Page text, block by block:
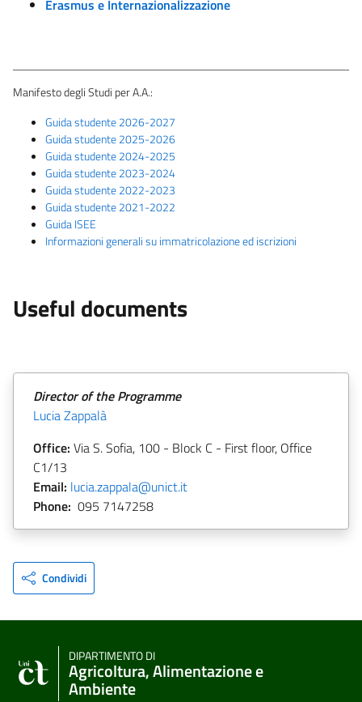
Erasmus e Internazionalizzazione
Manifesto degli Studi per A.A.:
Guida studente 2026-2027
Guida studente 2025-2026
Guida studente 2024-2025
Guida studente 2023-2024
Guida studente 2022-2023
Guida studente 2021-2022
Guida ISEE
Informazioni generali su immatricolazione ed iscrizioni
Useful documents
Director of the Programme
Lucia Zappalà
Office: Via S. Sofia, 100 - Block C - First floor, Office
C1/13
Email: lucia.zappala@unict.it
Phone: 095 7147258
Condividi
DIPARTIMENTO DI
Agricoltura, Alimentazione e
Ambiente